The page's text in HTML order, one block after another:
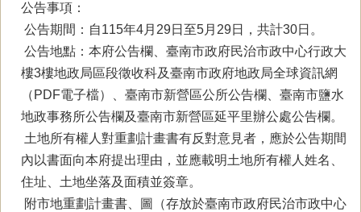
公告事項：
公告期間：自115年4月29日至5月29日，共計30日。
公告地點：本府公告欄、臺南市政府民治市政中心行政大
樓3樓地政局區段徵收科及臺南市政府地政局全球資訊網
（PDF電子檔）、臺南市新營區公所公告欄、臺南市鹽水
地政事務所公告欄及臺南市新營區延平里辦公處公告欄。
土地所有權人對重劃計畫書有反對意見者，應於公告期間
內以書面向本府提出理由，並應載明土地所有權人姓名、
住址、土地坐落及面積並簽章。
附市地重劃計畫書、圖（存放於臺南市政府民治市政中心